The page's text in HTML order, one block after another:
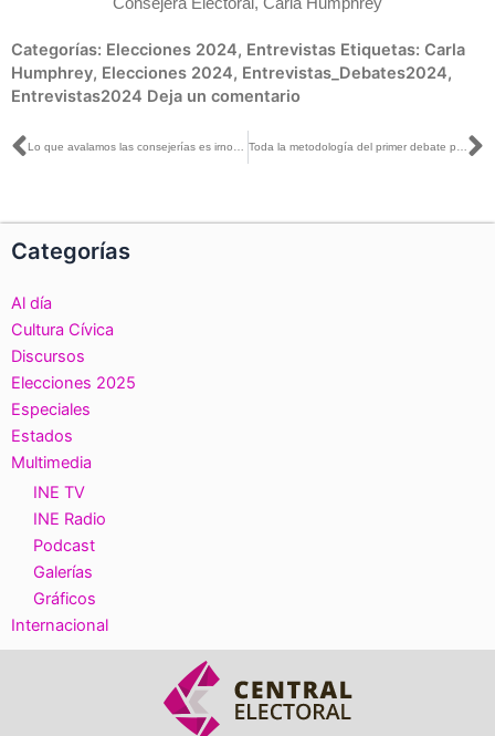
Categorías: Elecciones 2024, Entrevistas Etiquetas: Carla
Humphrey, Elecciones 2024, Entrevistas_Debates2024,
Entrevistas2024 Deja un comentario
Ant
Categorías
Al día
Cultura Cívica
Discursos
Elecciones 2025
Especiales
Estados
Multimedia
INE TV
INE Radio
Podcast
Galerías
Gráficos
Internacional